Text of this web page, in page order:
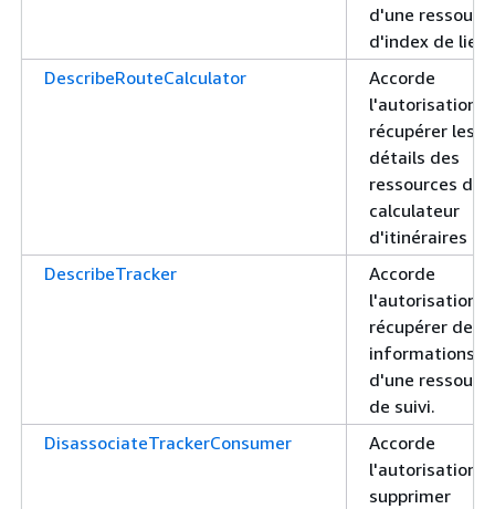
d'une
d'index de lieu
DescribeRouteCalculator
Accorde
l'autorisation
récupérer les
détails des
ressources du
calculateur
d'itinéraires
DescribeTracker
Accorde
l'autorisation
récupérer des
informations
d'une
de suivi.
DisassociateTrackerConsumer
Accorde
l'autorisation
supprimer